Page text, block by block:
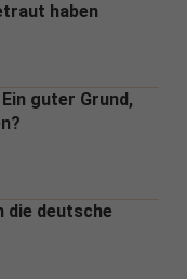
haben
guter Grund,
die deutsche